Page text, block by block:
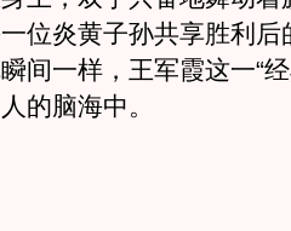
位炎黄子孙共享胜利后
间一样，王军霞这一“
的脑海中。